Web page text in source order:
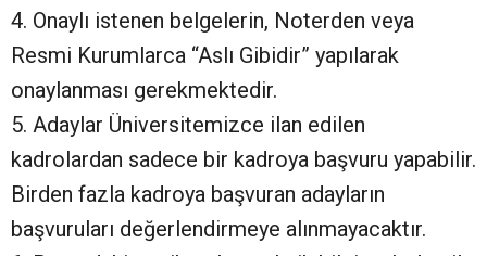
4. Onaylı istenen belgelerin, Noterden veya
Resmi Kurumlarca “Aslı Gibidir” yapılarak
onaylanması gerekmektedir.
5. Adaylar Üniversitemizce ilan edilen
kadrolardan sadece bir kadroya başvuru yapabilir.
Birden fazla kadroya başvuran adayların
başvuruları değerlendirmeye alınmayacaktır.